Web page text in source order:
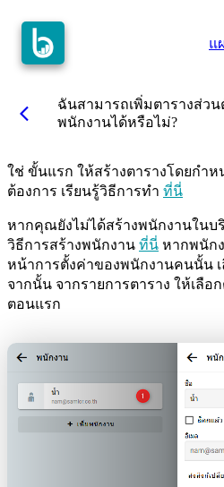
แ
arrow_back_ios
ฉันสามารถเพิ่มตารางส่ว
พนักงานได้หรือไม่?
ใช่ ขั้นแรก ให้สร้างตารางโดยกำ
ต้องการ เรียนรู้วิธีการทำ ที่นี่
หากคุณยังไม่ได้สร้างพนักงานในบ
วิธีการสร้างพนักงาน ที่นี่ หากพนัก
หน้าการตั้งค่าของพนักงานคนนั้น เ
จากนั้น จากรายการตาราง ให้เลื
ตอนแรก